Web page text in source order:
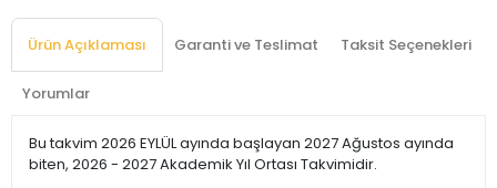
Ürün Açıklaması Garanti ve Teslimat Taksit Seçenekleri
Yorumlar
Bu takvim 2026 EYLÜL ayında başlayan 2027 Ağustos ayında
biten, 2026 - 2027 Akademik Yıl Ortası Takvimidir.